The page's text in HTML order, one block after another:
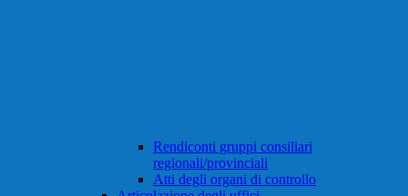
Rendiconti gruppi consiliari
regionali/provinciali
Atti degli organi di controllo